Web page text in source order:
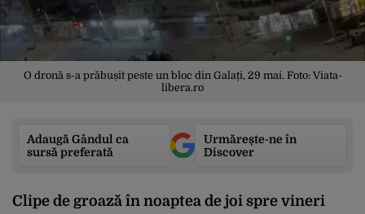
O dronă s-a prăbușit peste un bloc din Galați, 29 mai. Foto: Viata-
libera.ro
Adaugă Gândul ca
sursă preferată
Urmărește-ne în
Discover
Clipe de groază în noaptea de joi spre vineri